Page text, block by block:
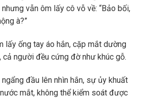
vẫn ôm lấy cô vỗ về: “Bảo bối,
à?”
lấy ống tay áo hắn, cặp mắt dường
người đều cứng đờ như khúc gỗ.
đầu lên nhìn hắn, sự ủy khuất
mắt, không thể kiểm soát được